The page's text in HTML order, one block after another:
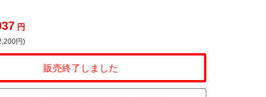
円
円)
販売終了しました